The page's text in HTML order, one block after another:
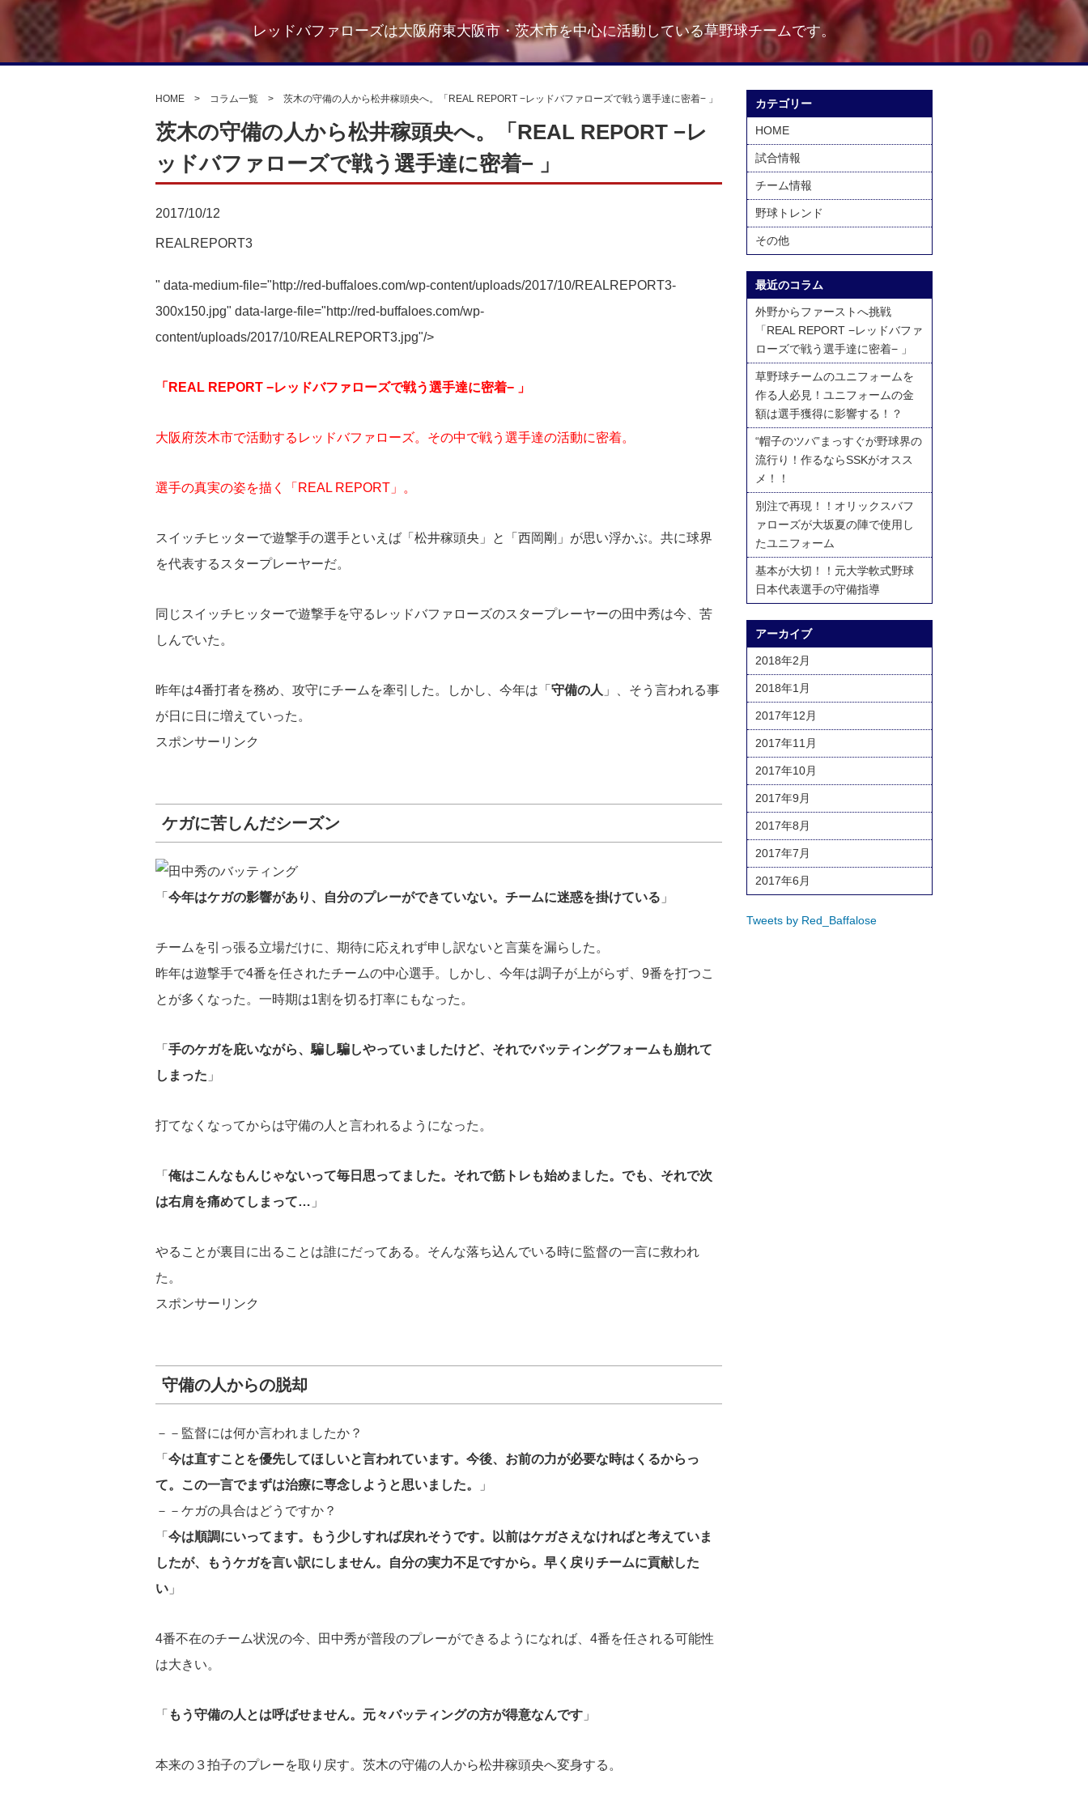
レッドバファローズは大阪府東大阪市・茨木市を中心に活動している草野球チームです。
HOME > コラム一覧 > 茨木の守備の人から松井稼頭央へ。「REAL REPORT −レッドバファローズで戦う選手達に密着− 」
茨木の守備の人から松井稼頭央へ。「REAL REPORT −レ
ッドバファローズで戦う選手達に密着− 」
2017/10/12
REALREPORT3
" data-medium-file="http://red-buffaloes.com/wp-content/uploads/2017/10/REALREPORT3-
300x150.jpg" data-large-file="http://red-buffaloes.com/wp-
content/uploads/2017/10/REALREPORT3.jpg"/>
「REAL REPORT −レッドバファローズで戦う選手達に密着− 」
大阪府茨木市で活動するレッドバファローズ。その中で戦う選手達の活動に密着。
選手の真実の姿を描く「REAL REPORT」。
スイッチヒッターで遊撃手の選手といえば「松井稼頭央」と「西岡剛」が思い浮かぶ。共に球界
を代表するスタープレーヤーだ。
同じスイッチヒッターで遊撃手を守るレッドバファローズのスタープレーヤーの田中秀は今、苦
しんでいた。
昨年は4番打者を務め、攻守にチームを牽引した。しかし、今年は「 守備の人 」、そう言われる事
が日に日に増えていった。
スポンサーリンク
ケガに苦しんだシーズン
「 今年はケガの影響があり、自分のプレーができていない。チームに迷惑を掛けている 」
チームを引っ張る立場だけに、期待に応えれず申し訳ないと言葉を漏らした。
昨年は遊撃手で4番を任されたチームの中心選手。しかし、今年は調子が上がらず、9番を打つこ
とが多くなった。一時期は1割を切る打率にもなった。
「 手のケガを庇いながら、騙し騙しやっていましたけど、それでバッティングフォームも崩れて
しまった 」
打てなくなってからは守備の人と言われるようになった。
「 俺はこんなもんじゃないって毎日思ってました。それで筋トレも始めました。でも、それで次
は右肩を痛めてしまって… 」
やることが裏目に出ることは誰にだってある。そんな落ち込んでいる時に監督の一言に救われ
た。
スポンサーリンク
守備の人からの脱却
－－監督には何か言われましたか？
「 今は直すことを優先してほしいと言われています。今後、お前の力が必要な時はくるからっ
て。この一言でまずは治療に専念しようと思いました。
」
－－ケガの具合はどうですか？
「 今は順調にいってます。もう少しすれば戻れそうです。以前はケガさえなければと考えていま
したが、もうケガを言い訳にしません。自分の実力不足ですから。早く戻りチームに貢献した
い 」
4番不在のチーム状況の今、田中秀が普段のプレーができるようになれば、4番を任される可能性
は大きい。
「 もう守備の人とは呼ばせません。元々バッティングの方が得意なんです 」
本来の３拍子のプレーを取り戻す。茨木の守備の人から松井稼頭央へ変身する。
カテゴリー
HOME
試合情報
チーム情報
野球トレンド
その他
最近のコラム
外野からファーストへ挑戦
「REAL REPORT −レッドバファ
ローズで戦う選手達に密着− 」
草野球チームのユニフォームを
作る人必見！ユニフォームの金
額は選手獲得に影響する！？
“帽子のツバ”まっすぐが野球界の
流行り！作るならSSKがオスス
メ！！
別注で再現！！オリックスバフ
ァローズが大坂夏の陣で使用し
たユニフォーム
基本が大切！！元大学軟式野球
日本代表選手の守備指導
アーカイブ
2018年2月
2018年1月
2017年12月
2017年11月
2017年10月
2017年9月
2017年8月
2017年7月
2017年6月
Tweets by Red_Baffalose